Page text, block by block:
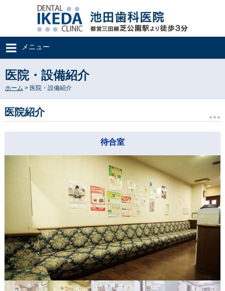
メニュー
医院・設備紹介
ホーム > 医院・設備紹介
医院紹介
待合室